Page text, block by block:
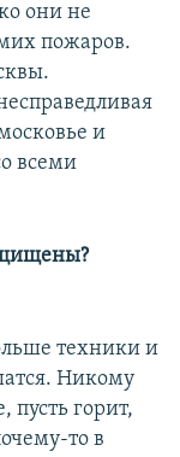
они не
пожаров.
и
всеми
техники и
Никому
пусть горит,
то в